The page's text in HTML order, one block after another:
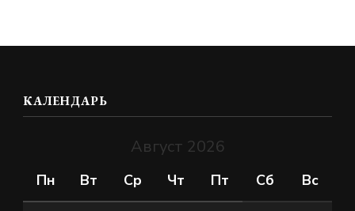
КАЛЕНДАРЬ
Август 2026
Пн Вт Ср Чт Пт Сб Вс